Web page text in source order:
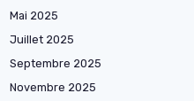
Mai 2025
Juillet 2025
Septembre 2025
Novembre 2025